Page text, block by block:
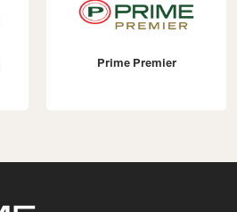
Prime Premier